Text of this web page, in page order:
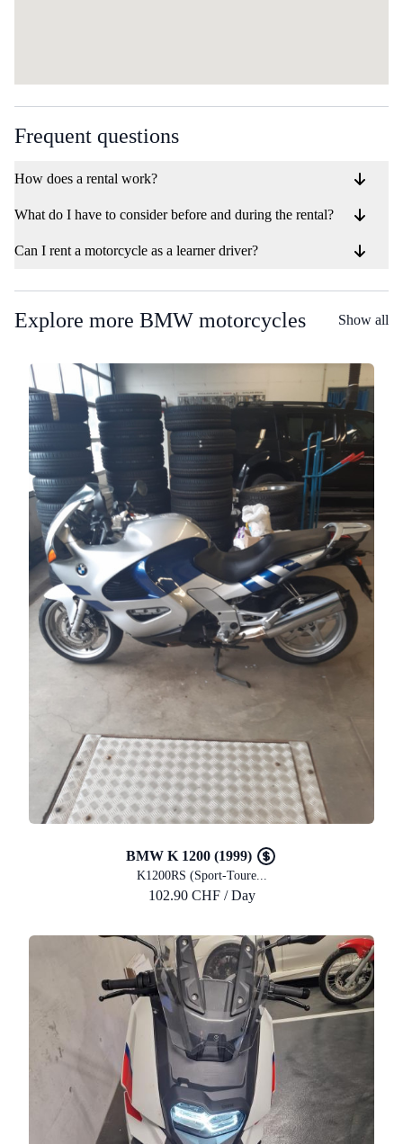
Frequent questions
How does a rental work?
What do I have to consider before and during the rental?
Can I rent a motorcycle as a learner driver?
Explore more BMW motorcycles Show all
BMW K 1200 (1999)
K1200RS (Sport-Toure...
102.90 CHF / Day